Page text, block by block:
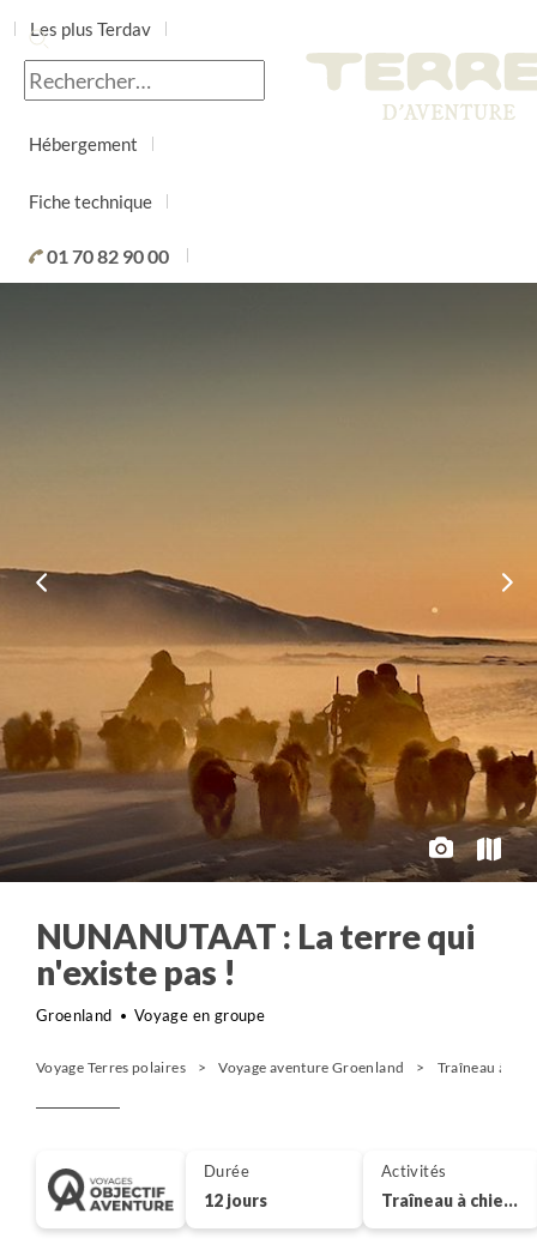
Les plus Terdav
Jour par jour
Hébergement
Fiche technique
01 70 82 90 00
NUNANUTAAT : La terre qui
n'existe pas !
Groenland Voyage en groupe
Voyage Terres polaires Voyage aventure Groenland Traîneau à
Durée
12 jours
Activités
Traîneau à chiens